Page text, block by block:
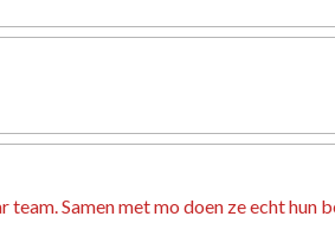
Samen met mo doen ze echt